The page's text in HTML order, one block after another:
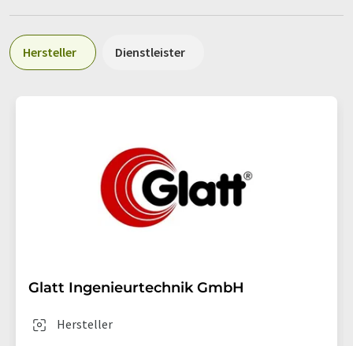
Hersteller Dienstleister
Glatt Ingenieurtechnik GmbH
Hersteller